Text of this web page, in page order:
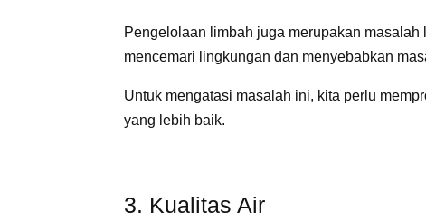
Pengelolaan limbah juga merupakan
mencemari lingkungan dan menyebabkan
Untuk mengatasi masalah ini, kita perlu
yang lebih baik.
3. Kualitas Air